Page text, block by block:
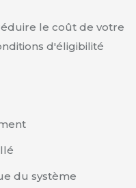
le coût de votre
d'éligibilité
du système